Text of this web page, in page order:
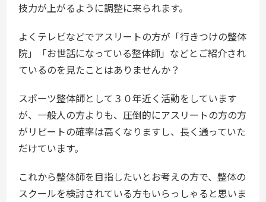
技力が上がるように調整に来られます。
よくテレビなどでアスリートの方が「行きつけの整体
院」「お世話になっている整体師」などとご紹介され
ているのを見たことはありませんか？
スポーツ整体師として３０年近く活動をしています
が、一般人の方よりも、圧倒的にアスリートの方の方
がリピートの確率は高くなりますし、長く通っていた
だけています。
これから整体師を目指したいとお考えの方で、整体の
スクールを検討されている方もいらっしゃると思いま